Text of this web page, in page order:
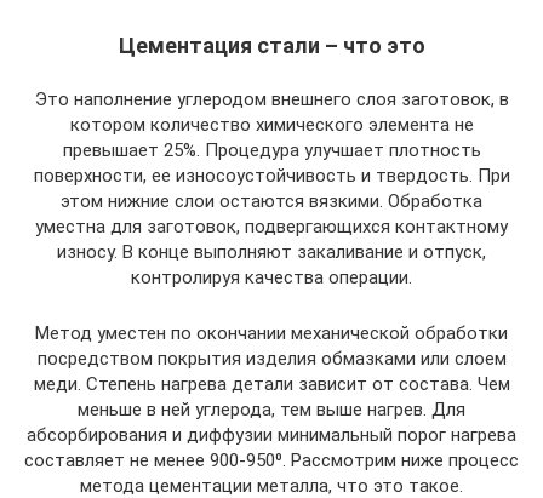
Цементация стали – что это
Это наполнение углеродом внешнего слоя заготовок, в
котором количество химического элемента не
превышает 25%. Процедура улучшает плотность
поверхности, ее износоустойчивость и твердость. При
этом нижние слои остаются вязкими. Обработка
уместна для заготовок, подвергающихся контактному
износу. В конце выполняют закаливание и отпуск,
контролируя качества операции.
Метод уместен по окончании механической обработки
посредством покрытия изделия обмазками или слоем
меди. Степень нагрева детали зависит от состава. Чем
меньше в ней углерода, тем выше нагрев. Для
абсорбирования и диффузии минимальный порог нагрева
составляет не менее 900-950⁰. Рассмотрим ниже процесс
метода цементации металла, что это такое.